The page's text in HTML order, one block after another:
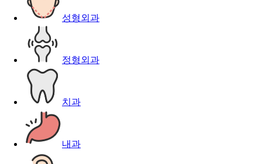
성형외과
정형외과
치과
내과